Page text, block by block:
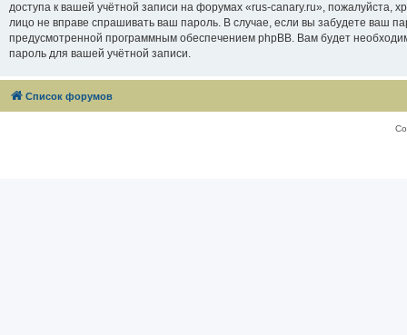
доступа к вашей учётной записи на форумах «rus-canary.ru», пожалуйста,
лицо не вправе спрашивать ваш пароль. В случае, если вы забудете ваш
предусмотренной программным обеспечением phpBB. Вам будет
пароль для вашей учётной записи.
Список форумов